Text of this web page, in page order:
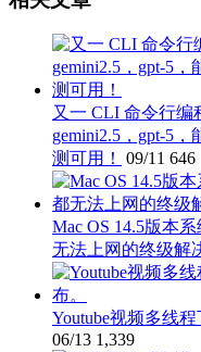
又一 CLI 命令行编
gemini2.5，gpt-5，
测可用！
09/11 646
Mac OS 14.5版本
无法上网的终级解
Youtube视频多线
06/13 1,339